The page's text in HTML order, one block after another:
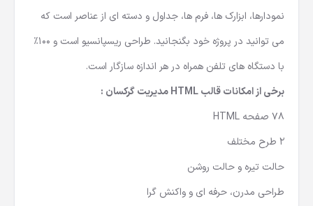
نمودارها، ابزارک ها، فرم ها، جداول و دسته ای از عناصر است که
می توانید در پروژه خود بگنجانید. طراحی ریسپانسیو است و 100٪
با دستگاه های تلفن همراه در هر اندازه سازگار است.
برخی از امکانات قالب HTML مدیریت گرکسان :
78 صفحه HTML
2 طرح مختلف
حالت تیره و حالت روشن
طراحی مدرن، حرفه ای و واکنش گرا